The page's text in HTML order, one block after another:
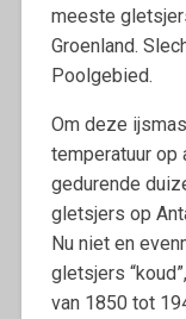
meeste
Groenland.
Poolgebied.
Om deze
temperatuur op
gedurende
gletsjers op
Nu niet en
gletsjers
van 1850 tot